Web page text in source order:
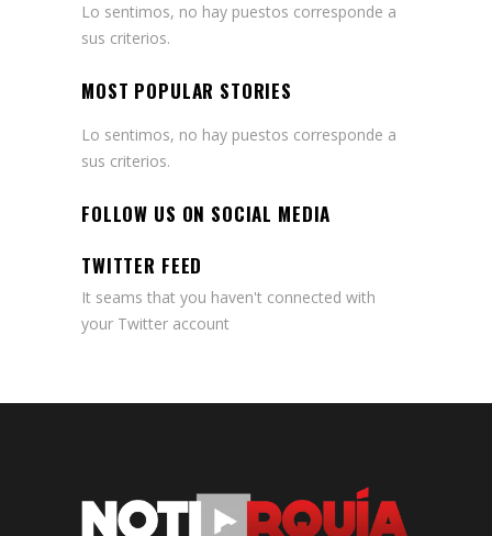
Lo sentimos, no hay puestos corresponde a
sus criterios.
MOST POPULAR STORIES
Lo sentimos, no hay puestos corresponde a
sus criterios.
FOLLOW US ON SOCIAL MEDIA
TWITTER FEED
It seams that you haven't connected with
your Twitter account